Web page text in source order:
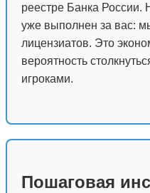
реестре Банка России.
уже выполнен за вас:
лицензиатов. Это
вероятность
игроками.
Пошаговая